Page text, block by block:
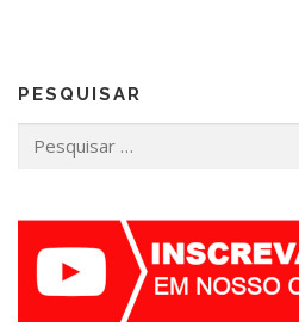
PESQUISAR
por: